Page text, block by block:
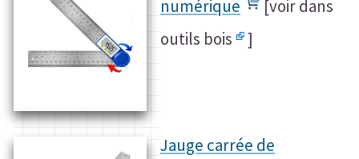
numérique
[voir dans
outils bois ]
Jauge carrée de